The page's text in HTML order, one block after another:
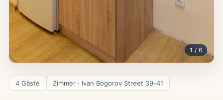
1 / 6
4 Gäste Zimmer · Ivan Bogorov Street 39-41